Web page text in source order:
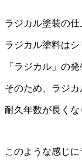
ラジカル塗装の仕
ラジカル塗料は
「ラジカル」の
そのため、ラジ
耐久年数が長くな
このような感じに